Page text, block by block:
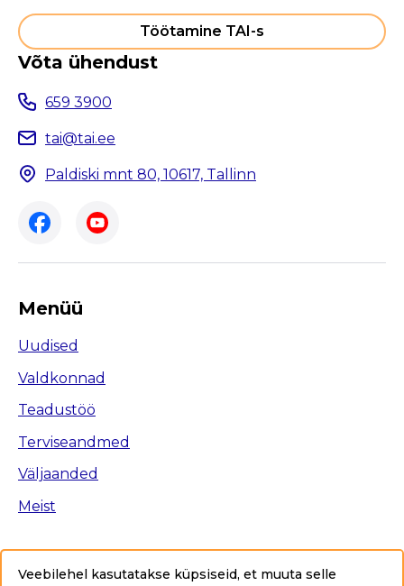
Töötamine TAI-s
Võta ühendust
659 3900
tai@tai.ee
Paldiski mnt 80, 10617, Tallinn
Menüü
Uudised
Valdkonnad
Teadustöö
Terviseandmed
Väljaanded
Meist
Veebilehel kasutatakse küpsiseid, et muuta selle